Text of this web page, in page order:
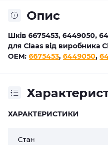
Опис
Шків 6675453, 6449050,
для Claas від виробника
OEM: 6675453, 6449050,
ХАРАКТЕРИСТИКИ
Стан